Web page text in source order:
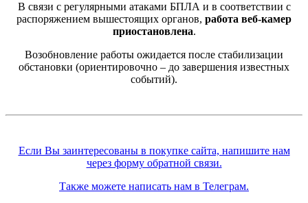
В связи с регулярными атаками БПЛА и в соответствии с
распоряжением вышестоящих органов, работа веб-камер
приостановлена.
Возобновление работы ожидается после стабилизации
обстановки (ориентировочно – до завершения известных
событий).
Если Вы заинтересованы в покупке сайта, напишите нам
через форму обратной связи.
Также можете написать нам в Телеграм.